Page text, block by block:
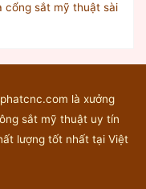
cổng sắt mỹ thuật sài
là xưởng
sắt mỹ thuật uy tín
lượng tốt nhất tại Việt